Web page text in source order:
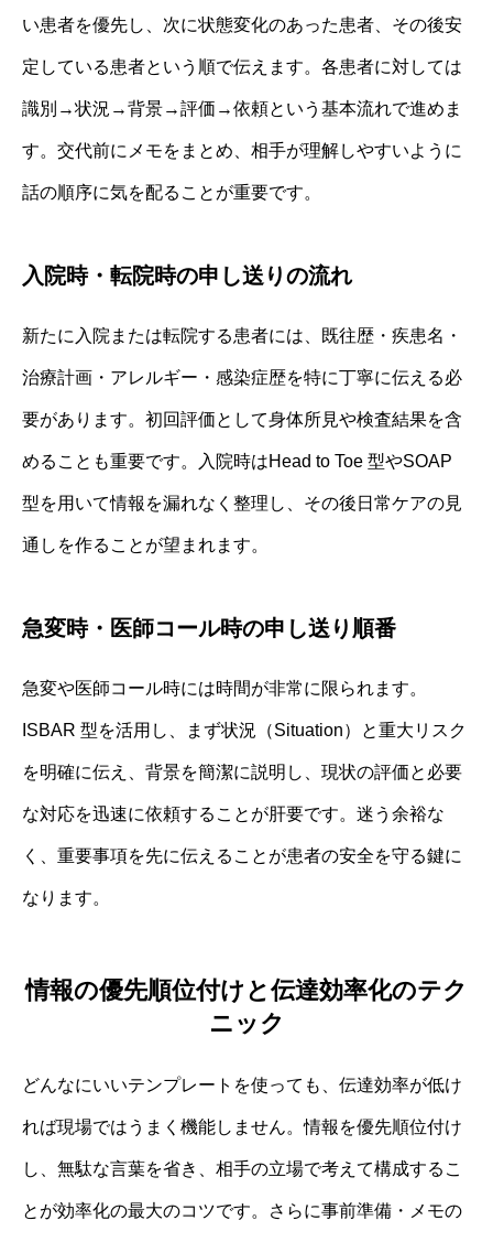
い患者を優先し、次に状態変化のあった患者、その後安
定している患者という順で伝えます。各患者に対しては
識別→状況→背景→評価→依頼という基本流れで進めま
す。交代前にメモをまとめ、相手が理解しやすいように
話の順序に気を配ることが重要です。
入院時・転院時の申し送りの流れ
新たに入院または転院する患者には、既往歴・疾患名・
治療計画・アレルギー・感染症歴を特に丁寧に伝える必
要があります。初回評価として身体所見や検査結果を含
めることも重要です。入院時はHead to Toe 型やSOAP
型を用いて情報を漏れなく整理し、その後日常ケアの見
通しを作ることが望まれます。
急変時・医師コール時の申し送り順番
急変や医師コール時には時間が非常に限られます。
ISBAR 型を活用し、まず状況（Situation）と重大リスク
を明確に伝え、背景を簡潔に説明し、現状の評価と必要
な対応を迅速に依頼することが肝要です。迷う余裕な
く、重要事項を先に伝えることが患者の安全を守る鍵に
なります。
情報の優先順位付けと伝達効率化のテク
ニック
どんなにいいテンプレートを使っても、伝達効率が低け
れば現場ではうまく機能しません。情報を優先順位付け
し、無駄な言葉を省き、相手の立場で考えて構成するこ
とが効率化の最大のコツです。さらに事前準備・メモの